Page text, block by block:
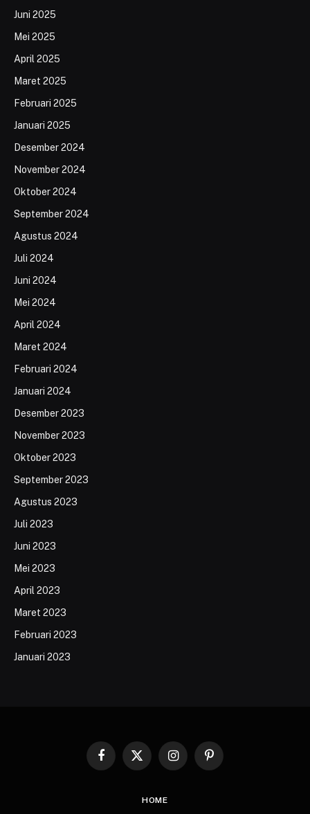
Juni 2025
Mei 2025
April 2025
Maret 2025
Februari 2025
Januari 2025
Desember 2024
November 2024
Oktober 2024
September 2024
Agustus 2024
Juli 2024
Juni 2024
Mei 2024
April 2024
Maret 2024
Februari 2024
Januari 2024
Desember 2023
November 2023
Oktober 2023
September 2023
Agustus 2023
Juli 2023
Juni 2023
Mei 2023
April 2023
Maret 2023
Februari 2023
Januari 2023
Facebook
X
InstagramPinterest
HOME